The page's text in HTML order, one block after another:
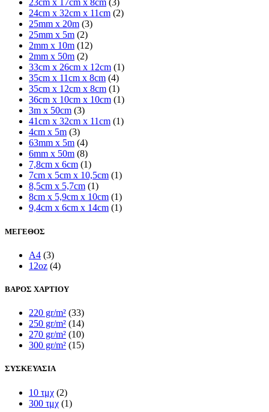
23cm x 17cm x 8cm (3)
24cm x 32cm x 11cm (2)
25mm x 20m (3)
25mm x 5m (2)
2mm x 10m (12)
2mm x 50m (2)
33cm x 26cm x 12cm (1)
35cm x 11cm x 8cm (4)
35cm x 12cm x 8cm (1)
36cm x 10cm x 10cm (1)
3m x 50cm (3)
41cm x 32cm x 11cm (1)
4cm x 5m (3)
63mm x 5m (4)
6mm x 50m (8)
7,8cm x 6cm (1)
7cm x 5cm x 10,5cm (1)
8,5cm x 5,7cm (1)
8cm x 5,9cm x 10cm (1)
9,4cm x 6cm x 14cm (1)
ΜΕΓΕΘΟΣ
A4 (3)
12oz (4)
ΒΑΡΟΣ ΧΑΡΤΙΟΥ
220 gr/m² (33)
250 gr/m² (14)
270 gr/m² (10)
300 gr/m² (15)
ΣΥΣΚΕΥΑΣΙΑ
10 τμχ (2)
300 τμχ (1)